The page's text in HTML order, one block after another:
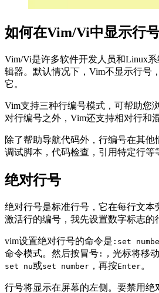
如何在Vim/Vi中显示行
Vim/Vi是许多软件开发人员和Linux
辑器。默认情况下，Vim不显示行号
它。
Vim支持三种行编号模式，可帮助您
对行编号之外，Vim还支持相对行和
除了帮助导航代码外，行编号在其他
调试脚本，代码检查，引用特定行等
绝对行号
绝对行号是标准行号，它在每行文本
激活行的编号，我先设置数字标志的
vim设置绝对行号的命令是 :set
命令模式。然后按冒号 : ，光标将移
set nu或set number ，再按Enter。
行号将显示在屏幕的左侧。要禁用绝